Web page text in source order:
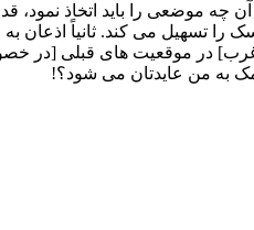
چه موضعی را باید اتخاذ نمود،
تسهیل می کند. ثانیاً اذعان
در موقعیت های قبلی [در
به من عایدتان می شود؟!